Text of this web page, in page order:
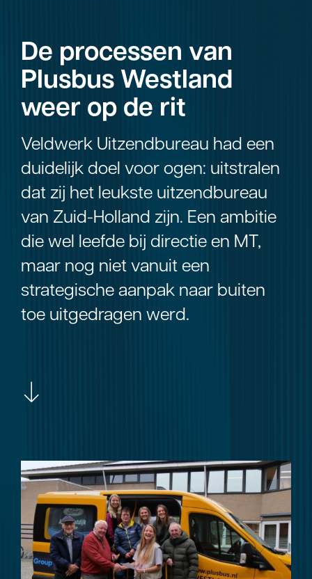
De processen van
Plusbus Westland
weer op de rit
Veldwerk Uitzendbureau had een
duidelijk doel voor ogen: uitstralen
dat zij het leukste uitzendbureau
van Zuid-Holland zijn. Een ambitie
die wel leefde bij directie en MT,
maar nog niet vanuit een
strategische aanpak naar buiten
toe uitgedragen werd.